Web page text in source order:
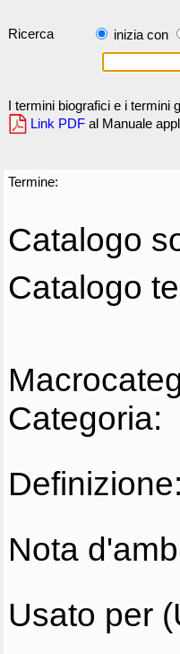
Ricerca inizia con
I termini biografici e i termini
Link PDF al Manuale
Termine:
Catalogo
Catalogo
Categoria:
Definizione:
Nota
Usato per